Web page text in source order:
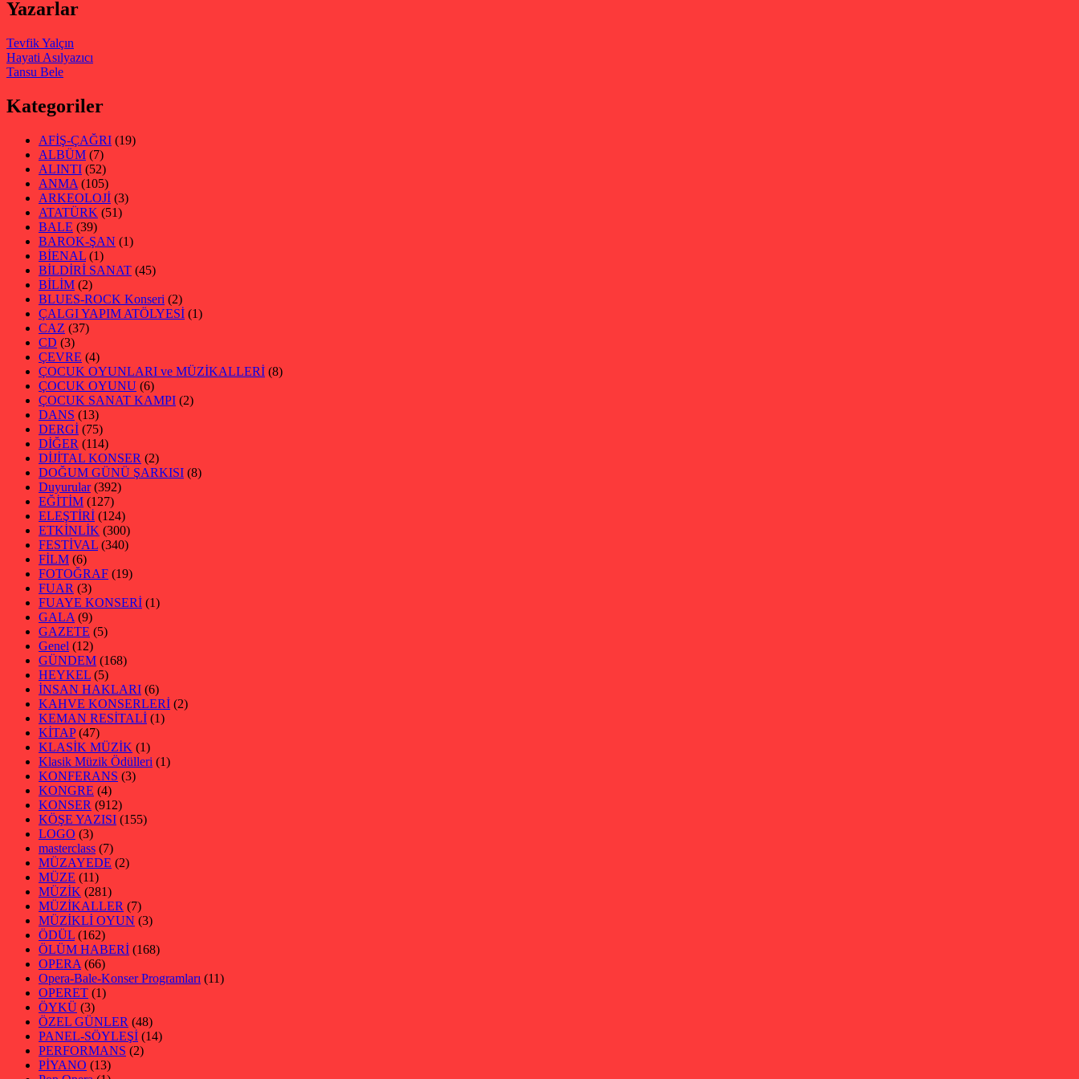
Yazarlar
Tevfik Yalçın
Hayati Asılyazıcı
Tansu Bele
Kategoriler
AFİŞ-ÇAĞRI (19)
ALBÜM (7)
ALINTI (52)
ANMA (105)
ARKEOLOJİ (3)
ATATÜRK (51)
BALE (39)
BAROK-ŞAN (1)
BİENAL (1)
BİLDİRİ SANAT (45)
BİLİM (2)
BLUES-ROCK Konseri (2)
ÇALGI YAPIM ATÖLYESİ (1)
CAZ (37)
CD (3)
ÇEVRE (4)
ÇOCUK OYUNLARI ve MÜZİKALLERİ (8)
ÇOCUK OYUNU (6)
ÇOCUK SANAT KAMPI (2)
DANS (13)
DERGİ (75)
DİĞER (114)
DİJİTAL KONSER (2)
DOĞUM GÜNÜ ŞARKISI (8)
Duyurular(392)
EĞİTİM (127)
ELEŞTİRİ (124)
ETKİNLİK (300)
FESTİVAL (340)
FİLM (6)
FOTOĞRAF (19)
FUAR (3)
FUAYE KONSERİ (1)
GALA (9)
GAZETE (5)
Genel (12)
GÜNDEM (168)
HEYKEL (5)
İNSAN HAKLARI (6)
KAHVE KONSERLERİ (2)
KEMAN RESİTALİ (1)
KİTAP(47)
KLASİK MÜZİK (1)
Klasik Müzik Ödülleri (1)
KONFERANS (3)
KONGRE (4)
KONSER (912)
KÖŞE YAZISI (155)
LOGO (3)
masterclass (7)
MÜZAYEDE (2)
MÜZE (11)
MÜZİK (281)
MÜZİKALLER (7)
MÜZİKLİ OYUN (3)
ÖDÜL (162)
ÖLÜM HABERİ (168)
OPERA (66)
Opera-Bale-Konser Programları (11)
OPERET (1)
ÖYKÜ (3)
ÖZEL GÜNLER (48)
PANEL-SÖYLEŞİ (14)
PERFORMANS (2)
PİYANO (13)